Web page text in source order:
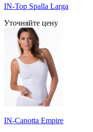
IN-Top Spalla Larga
Уточняйте цену
IN-Canotta Empire